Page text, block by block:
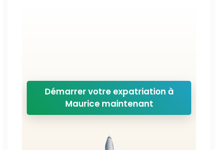
Démarrer votre expatriation à
Maurice maintenant